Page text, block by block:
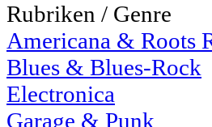
Rubriken / Genre
Americana & Roots
Blues & Blues-Rock
Electronica
Garage & Punk